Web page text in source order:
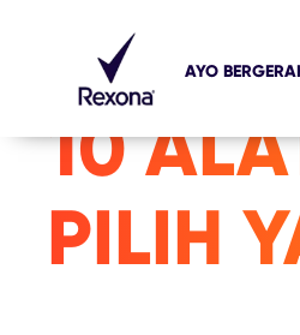
AYO
10
PILIH